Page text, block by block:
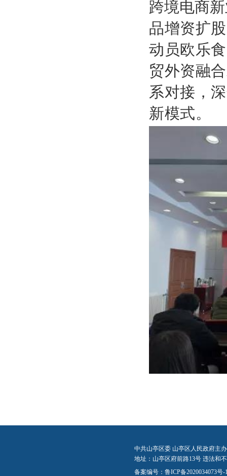
跨境电商
品增资扩股
动员欧乐
贸外资融
系对接，
新模式。
中共山亭区委 山亭区人民政府主
地址：山亭区府前路13号 违法和
备案编号： 鲁ICP备2020034073号-